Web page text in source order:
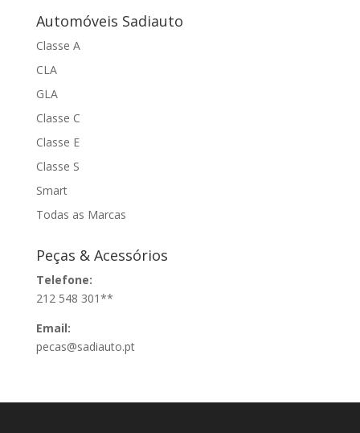
Automóveis Sadiauto
Classe A
CLA
GLA
Classe C
Classe E
Classe S
Smart
Todas as Marcas
Peças & Acessórios
Telefone:
212 548 301**
Email:
pecas@sadiauto.pt